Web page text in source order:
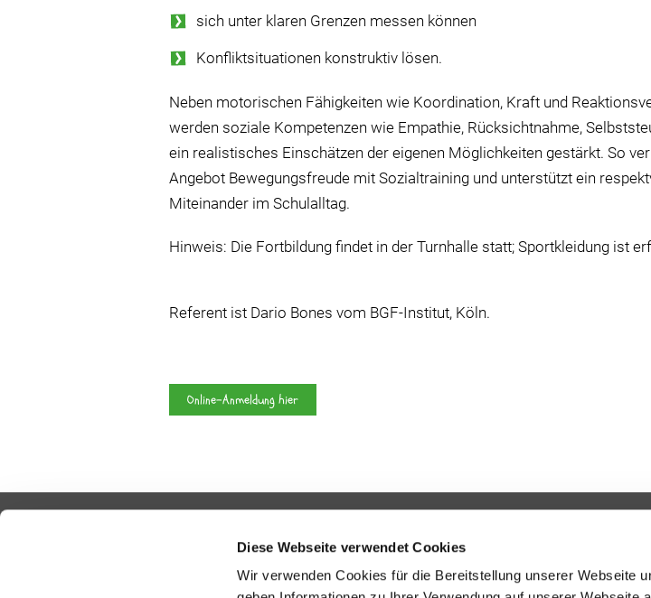
Diese Webseite verwendet Cookies
Wir verwenden Cookies für die Bereitstellung unserer Webseite
sich unter klaren Grenzen messen können
Konfliktsituationen konstruktiv lösen.
Neben motorischen Fähigkeiten wie Koordination, Kraft und
werden soziale Kompetenzen wie Empathie, Rücksichtnahme,
ein realistisches Einschätzen der eigenen Möglichkeiten gestärkt. So
Angebot Bewegungsfreude mit Sozialtraining und unterstützt ein
Miteinander im Schulalltag.
Hinweis: Die Fortbildung findet in der Turnhalle statt; Sportkleidung ist
Referent ist Dario Bones vom BGF-Institut, Köln.
Online-Anmeldung hier